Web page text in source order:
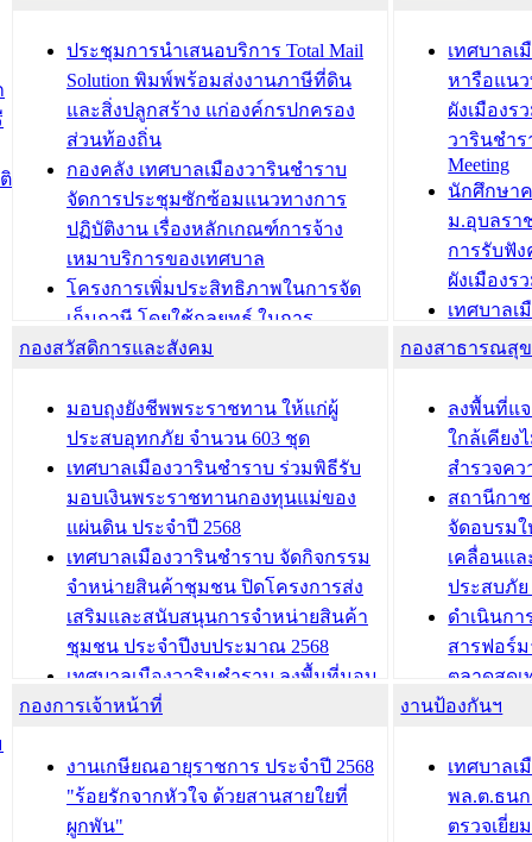
องคมนตรี
สำนักทะเบียนท้องถิ่นเทศบาลเมือง
วารินชำราบ ดำเนินการมอบทะเบียน
บ้าน ทร.14 และบัตรประจำตัว
ประชาชนบุคคลประเภท 8 แก่บุคคลที่
ได้รับการเพิ่มชื่อในทะเบียนบ้าน
(ท.ร.14) กรณีคนไม่มีสัญชาติไทยได้รับ
อนุญาตให้มีถิ่นที่อยู่
ประชุมคณะกรรมการประเมินผลการ
ควบคุมภายในของ สำนัก/กอง/
โรงเรียน/ศูนย์พัฒนาเด็กเล็ก/สถานธนา
บทความ อื่นๆ ...
ประชุมที
ชีวา สร้า
ขับเคลื่อน
“เมืองแห่
บทความ อื่นๆ ...
ประชุมการนำเสนอบริการ Total Mail
Solution พิมพ์พร้อมส่งงานภาษีที่ดิน
และสิ่งปลูกสร้าง แก่องค์กรปกครอง
ส่วนท้องถิ่น
กองคลัง เทศบาลเมืองวารินชำราบ
จัดการประชุมซักซ้อมแนวทางการ
ปฏิบัติงาน เรื่องหลักเกณฑ์การจ้าง
เหมาบริการของเทศบาล
โครงการเพิ่มประสิทธิภาพในการจัด
เก็บภาษี โดยใช้กลยุทธ์ ในการ
พัฒนาการจัดเก็บรายได้ ประจำปี พ.ศ.
เทศบาลเมืองวารินชำราบ ร่วมการ
ประชุมวิชาการระดับนานาชาติและ
นิทรรศการด้านนวัตกรรมท้องถิ่น 2568
และรับรางวัลทีมนักวิจัยดีเด่นจาก
นวัตกรรมโครงการทะเบียนภาษีป้าย
ประชุมผู้เช่าอาคารพาณิชย์ บริเวณ
ถนนเกษมสุขและถนนประทุมเทพภักดี
บทความ อื่นๆ ...
เทศบาลเ
หารือแน
ผังเมืองร
วารินชำร
Meeting
นักศึกษา
ม.อุบลรา
การรับฟั
ผังเมืองร
เทศบาลเ
โครงการ
เทศบาล
รับฟังคว
ผังเมือง
วารินชำ
เทศบาล
ซักซ้อมแ
ประโยช
บทความ อื่นๆ ...
กองสวัสดิการและสังคม
มอบถุงยังชีพพระราชทาน ให้แก่ผู้
ประสบอุทกภัย จำนวน 603 ชุด
เทศบาลเมืองวารินชำราบ ร่วมพิธีรับ
มอบเงินพระราชทานกองทุนแม่ของ
แผ่นดิน ประจำปี 2568
เทศบาลเมืองวารินชำราบ จัดกิจกรรม
จำหน่ายสินค้าชุมชน ปิดโครงการส่ง
เสริมและสนับสนุนการจำหน่ายสินค้า
ชุมชน ประจำปีงบประมาณ 2568
เทศบาลเมืองวารินชำราบ ลงพื้นที่มอบ
น้ำดื่มแก่ผู้พักอาศัย ณ ศูนย์พักพิง
กองสวัสดิการสังคม เทศบาลเมือง
วารินชำราบ จัดโครงการอบรมอาชีพ
ระยะสั้น ประจำปี 2568 (หลักสูตรการ
กองสาธารณสุ
ลงพื้นที่แ
ใกล้เคียง
สำรวจค
สถานีกา
จัดอบรม
เคลื่อนแ
ประสบภั
ดำเนินกา
สารฟอร์
ตลาดสดเ
วารินชำร
ถนนแก่เ
เด็กเล็ก
เทศบาลเ
กองการเจ้าหน้าที่
งานเกษียณอายุราชการ ประจำปี 2568
"ร้อยรักจากหัวใจ ด้วยสานสายใยที่
ผูกพัน"
งานป้องกันฯ
เทศบาลเ
พล.ต.ธน
ตรวจเยี่ย